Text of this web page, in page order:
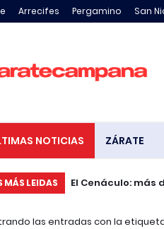
Arrecifes Pergamino San
NOTICIAS ZÁRATE
MÁS LEIDAS El Cenáculo: más
las entradas con la